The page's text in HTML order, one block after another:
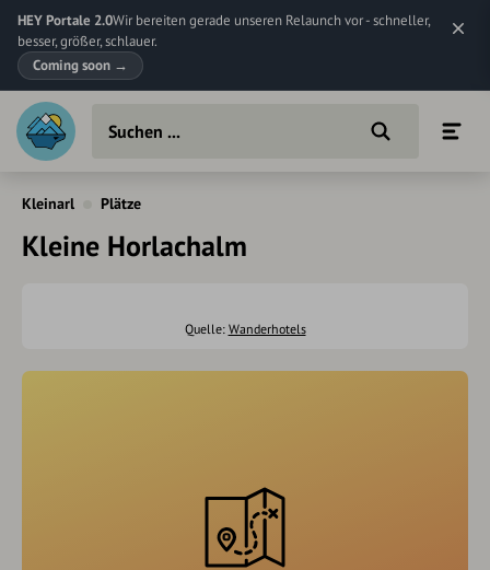
HEY Portale 2.0Wir bereiten gerade unseren Relaunch vor - schneller,
besser, größer, schlauer.
Coming soon →
Kleinarl Plätze
Kleine Horlachalm
Quelle: Wanderhotels